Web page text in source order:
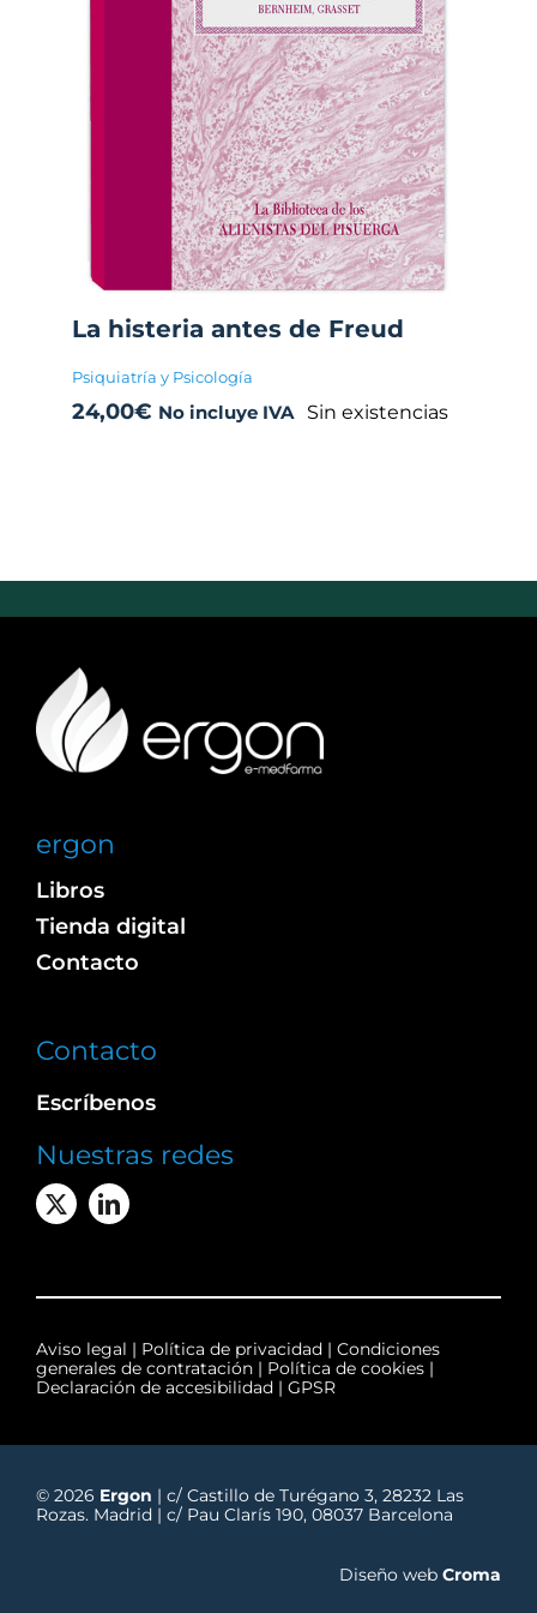
La histeria antes de Freud
Psiquiatría y Psicología
24,00€ No incluye IVA Sin existencias
ergon
Libros
Tienda digital
Contacto
Contacto
Escríbenos
Nuestras redes
Aviso legal | Política de privacidad | Condiciones
generales de contratación| Política de cookies|
Declaración de accesibilidad| GPSR
© 2026 Ergon | c/ Castillo de Turégano 3, 28232 Las
Rozas. Madrid | c/ Pau Clarís 190, 08037 Barcelona
Diseño webCroma